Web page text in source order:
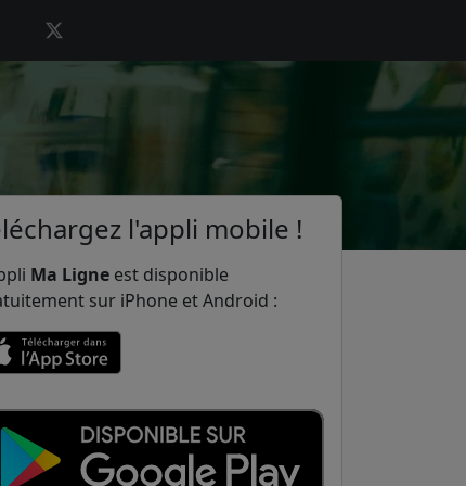
l'appli mobile !
Ma Ligne est disponible
sur iPhone et Android :